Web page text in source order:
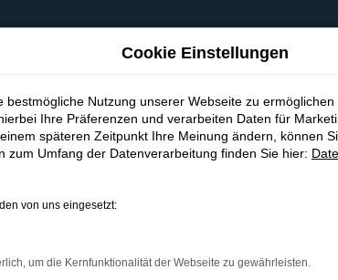
Cookie Einstellungen
bestmögliche Nutzung unserer Webseite zu
Ihre Präferenzen und verarbeiten Daten für
späteren Zeitpunkt Ihre Meinung ändern, können
zum Umfang der Datenverarbeitung finden Sie hier:
von uns eingesetzt:
um die Kernfunktionalität der Webseite zu gewährleisten.